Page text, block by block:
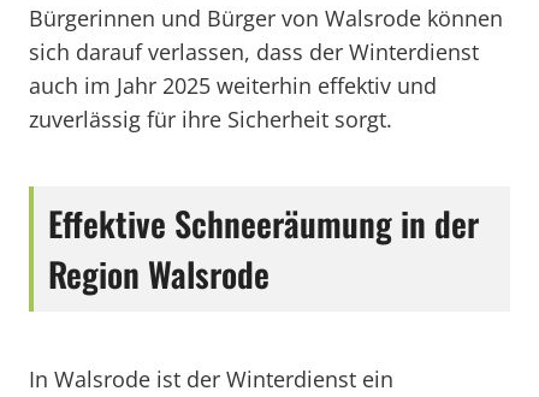
Bürgerinnen und Bürger von Walsrode können
sich darauf verlassen, dass der Winterdienst
auch im Jahr 2025 weiterhin effektiv und
zuverlässig für ihre Sicherheit sorgt.
Effektive Schneeräumung in der
Region Walsrode
In Walsrode ist der Winterdienst ein